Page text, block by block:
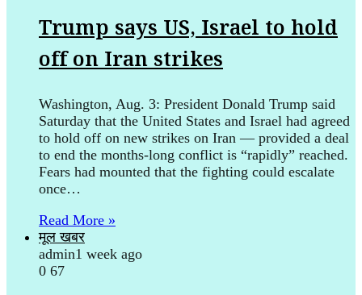
Trump says US, Israel to hold
off on Iran strikes
Washington, Aug. 3: President Donald Trump said
Saturday that the United States and Israel had agreed
to hold off on new strikes on Iran — provided a deal
to end the months-long conflict is “rapidly” reached.
Fears had mounted that the fighting could escalate
once…
Read More »
मूल खबर
admin1 week ago
0 67